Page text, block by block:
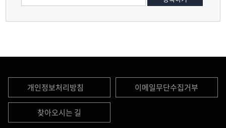
개인정보처리방침 이메일무단수집거부
찾아오시는 길